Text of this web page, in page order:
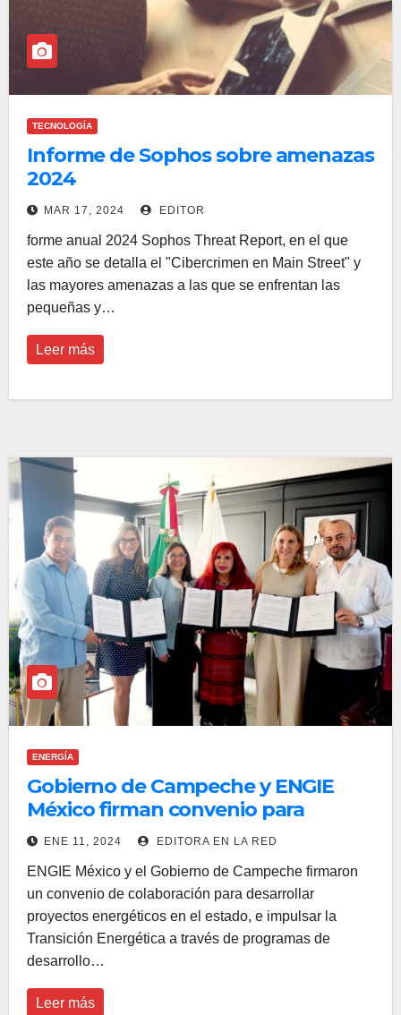
TECNOLOGÍA
Informe de Sophos sobre amenazas
2024
MAR 17, 2024 EDITOR
forme anual 2024 Sophos Threat Report, en el que
este año se detalla el "Cibercrimen en Main Street" y
las mayores amenazas a las que se enfrentan las
pequeñas y…
Leer más
ENERGÍA
Gobierno de Campeche y ENGIE
México firman convenio para
impulsar proyectos energéticos
ENE 11, 2024 EDITORA EN LA RED
ENGIE México y el Gobierno de Campeche firmaron
un convenio de colaboración para desarrollar
proyectos energéticos en el estado, e impulsar la
Transición Energética a través de programas de
desarrollo…
Leer más